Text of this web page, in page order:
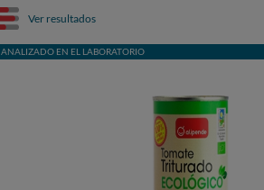
Ver resultados
ANALIZADO EN EL LABORATORIO